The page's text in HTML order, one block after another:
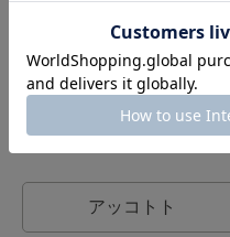
UCHINO art
ウチノマットギャラリー
アッコトト